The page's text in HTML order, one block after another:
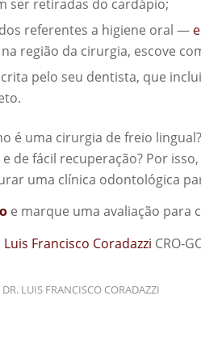
ser retiradas do cardápio;
referentes a higiene oral —
região da cirurgia, escove
pelo seu dentista, que
é uma cirurgia de freio
de fácil recuperação? Por
uma clínica odontológica
e marque uma avaliação para
Luis Francisco Coradazzi CRO-
LUIS FRANCISCO CORADAZZI